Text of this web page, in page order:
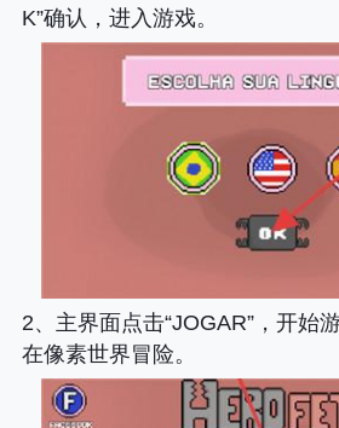
K”确认，进入游戏。
2、主界面点击“JOGAR”，开始
在像素世界冒险。